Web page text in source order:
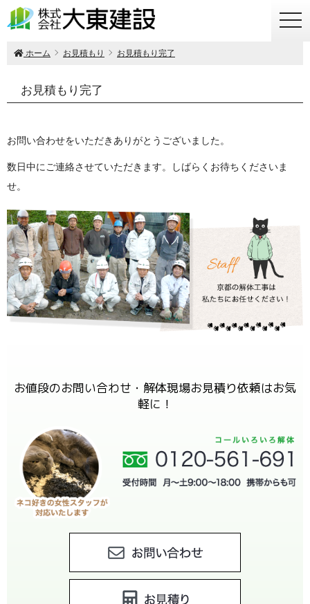
ホーム お見積もり お見積もり完了
お見積もり完了
お問い合わせをいただきありがとうございました。
数日中にご連絡させていただきます。しばらくお待ちくださいま
せ。
お値段のお問い合わせ・解体現場お見積り依頼はお気
軽に！